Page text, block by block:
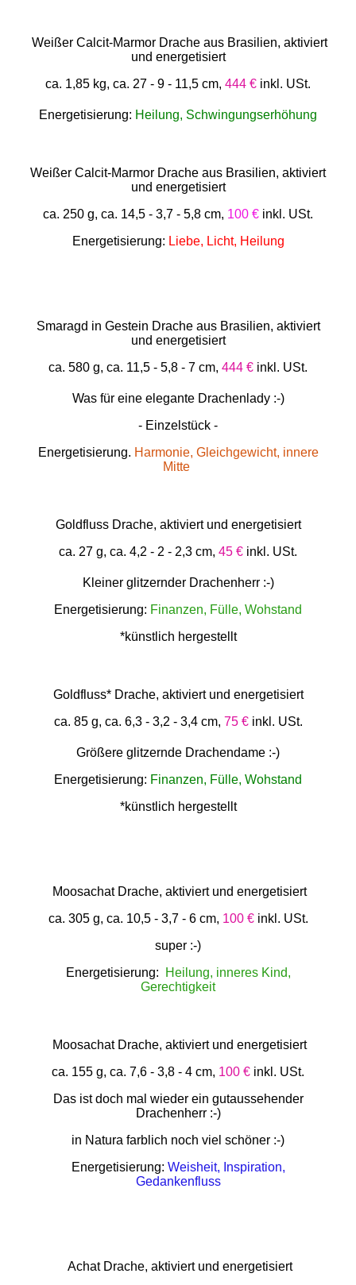
Weißer Calcit-Marmor Drache aus Brasilien, aktiviert
und energetisiert
ca. 1,85 kg, ca. 27 - 9 - 11,5 cm, 444 € inkl. USt.
Energetisierung: Heilung, Schwingungserhöhung
Weißer Calcit-Marmor Drache aus Brasilien, aktiviert
und energetisiert
ca. 250 g, ca. 14,5 - 3,7 - 5,8 cm, 100 € inkl. USt.
Energetisierung: Liebe, Licht, Heilung
Smaragd in Gestein Drache aus Brasilien, aktiviert
und energetisiert
ca. 580 g, ca. 11,5 - 5,8 - 7 cm, 444 € inkl. USt.
Was für eine elegante Drachenlady :-)
- Einzelstück -
Energetisierung. Harmonie, Gleichgewicht, innere
Mitte
Goldfluss Drache, aktiviert und energetisiert
ca. 27 g, ca. 4,2 - 2 - 2,3 cm, 45 € inkl. USt.
Kleiner glitzernder Drachenherr :-)
Energetisierung: Finanzen, Fülle, Wohstand
*künstlich hergestellt
Goldfluss* Drache, aktiviert und energetisiert
ca. 85 g, ca. 6,3 - 3,2 - 3,4 cm, 75 €inkl. USt.
Größere glitzernde Drachendame :-)
Energetisierung: Finanzen, Fülle, Wohstand
*künstlich hergestellt
Moosachat Drache, aktiviert und energetisiert
ca. 305 g, ca. 10,5 - 3,7 - 6 cm, 100 €inkl. USt.
super :-)
Energetisierung:
Heilung, inneres Kind,
Gerechtigkeit
Moosachat Drache, aktiviert und energetisiert
ca. 155 g, ca. 7,6 - 3,8 - 4 cm, 100 € inkl. USt.
Das ist doch mal wieder ein gutaussehender
Drachenherr :-)
in Natura farblich noch viel schöner :-)
Energetisierung: Weisheit, Inspiration,
Gedankenfluss
Achat Drache, aktiviert und energetisiert